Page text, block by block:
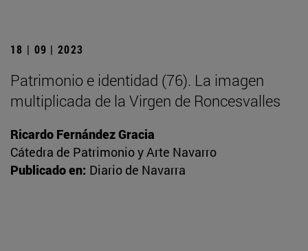
18 | 09 | 2023
Patrimonio e identidad (76). La imagen
multiplicada de la Virgen de Roncesvalles
Ricardo Fernández Gracia
Cátedra de Patrimonio y Arte Navarro
Publicado en: Diario de Navarra